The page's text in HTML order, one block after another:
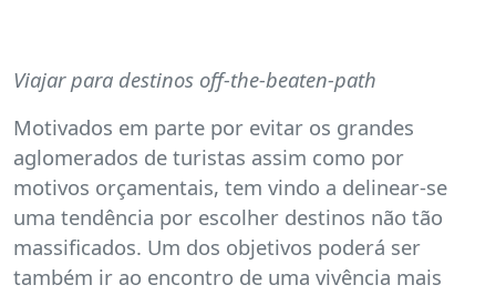
Viajar para destinos off-the-beaten-path
Motivados em parte por evitar os grandes
aglomerados de turistas assim como por
motivos orçamentais, tem vindo a delinear-se
uma tendência por escolher destinos não tão
massificados. Um dos objetivos poderá ser
também ir ao encontro de uma vivência mais